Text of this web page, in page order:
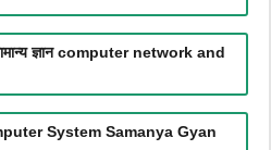
ज्ञान computer network and
System Samanya Gyan